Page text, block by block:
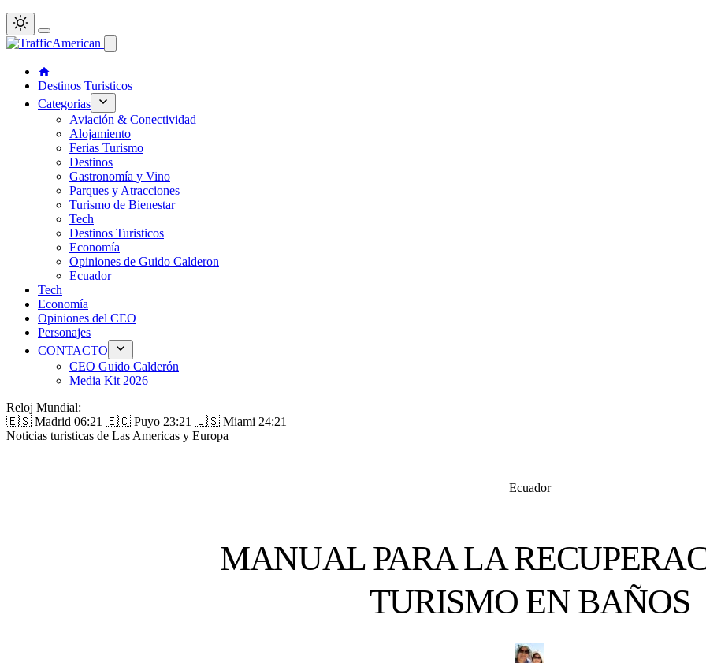
Destinos Turisticos
Categorias
Aviación & Conectividad
Alojamiento
Ferias Turismo
Destinos
Gastronomía y Vino
Parques y Atracciones
Turismo de Bienestar
Tech
Destinos Turisticos
Economía
Opiniones de Guido Calderon
Ecuador
Tech
Economía
Opiniones del CEO
Personajes
CONTACTO
CEO Guido Calderón
Media Kit 2026
Reloj Mundial:
🇪🇸 Madrid 06:21 🇪🇨 Puyo 23:21 🇺🇸 Miami 24:21
Noticias turisticas de Las Americas y Europa
Ecuador
MANUAL PARA LA
TURISMO EN BAÑOS